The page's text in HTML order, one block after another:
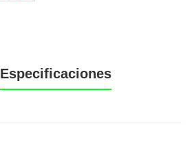
Especificaciones